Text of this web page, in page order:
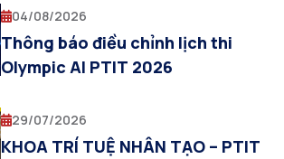
Multimodal AI”
04/08/2026
Thông báo điều chỉnh lịch thi
Olympic AI PTIT 2026
29/07/2026
KHOA TRÍ TUỆ NHÂN TẠO – PTIT